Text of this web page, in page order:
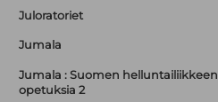
Juloratoriet
Jumala
Jumala : Suomen helluntailiikkeen
opetuksia 2